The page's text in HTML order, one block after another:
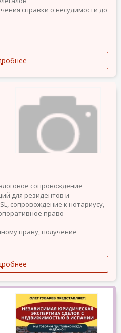
справки о несудимости до
сопровождение
для резидентов и
сопровождение к нотариусу,
право
праву, получение